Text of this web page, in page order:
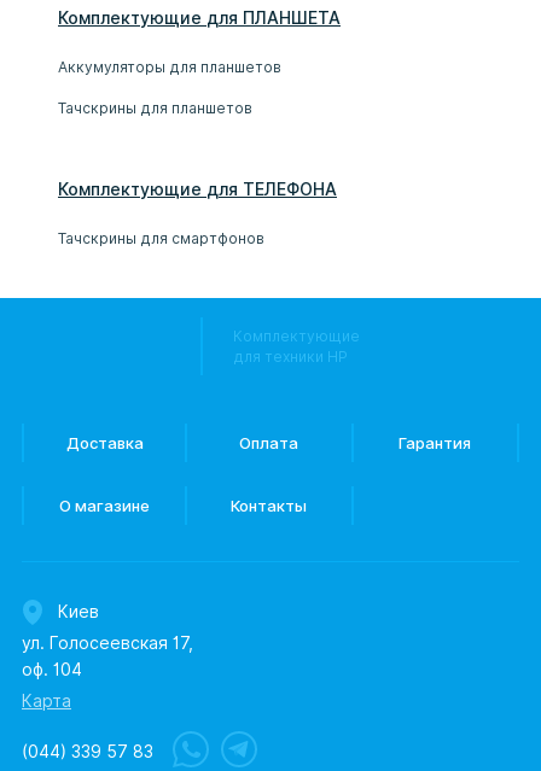
Комплектующие для ПЛАНШЕТА
Аккумуляторы для планшетов
Тачскрины для планшетов
Комплектующие для ТЕЛЕФОНА
Тачскрины для смартфонов
Комплектующие
для техники HP
Доставка Оплата Гарантия
О магазине Контакты
Киев
ул. Голосеевская 17,
оф. 104
Карта
(044) 339 57 83